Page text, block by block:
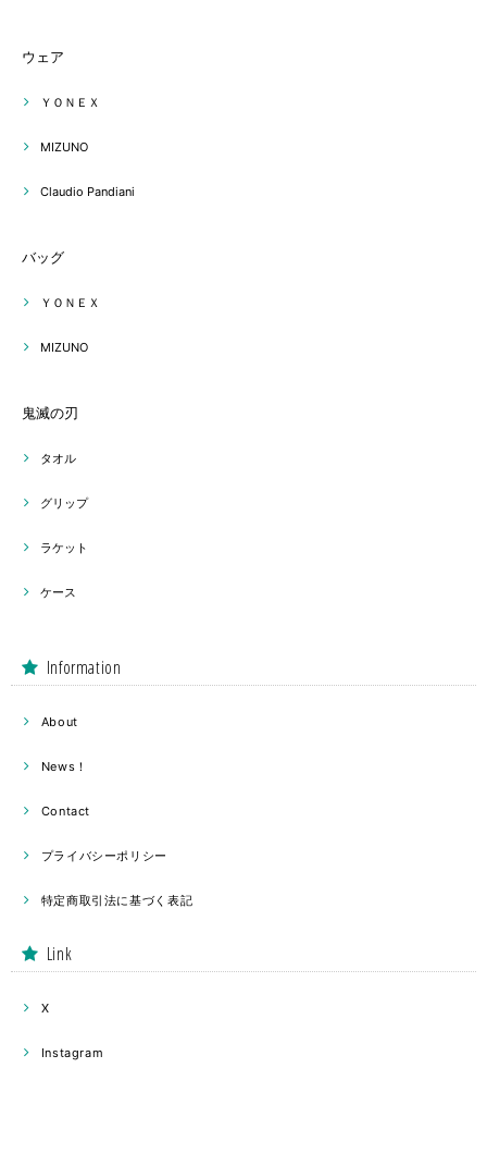
ウェア
ＹＯＮＥＸ
MIZUNO
Claudio Pandiani
バッグ
ＹＯＮＥＸ
MIZUNO
鬼滅の刃
タオル
グリップ
ラケット
ケース
Information
About
News！
Contact
プライバシーポリシー
特定商取引法に基づく表記
Link
X
Instagram